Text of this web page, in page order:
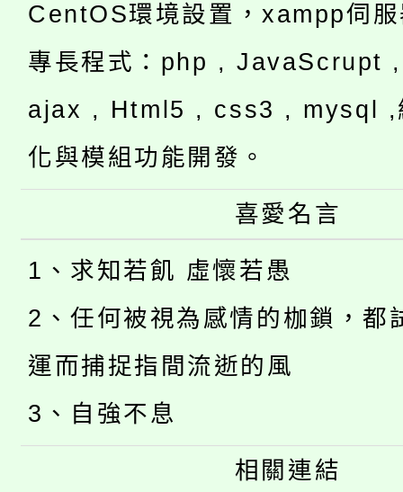
CentOS環境設置，xampp伺
專長程式：php , JavaScrupt
ajax , Html5 , css3 , mysql ,
化與模組功能開發。
喜愛名言
1、求知若飢 虛懷若愚
2、任何被視為感情的枷鎖，都
運而捕捉指間流逝的風
3、自強不息
相關連結